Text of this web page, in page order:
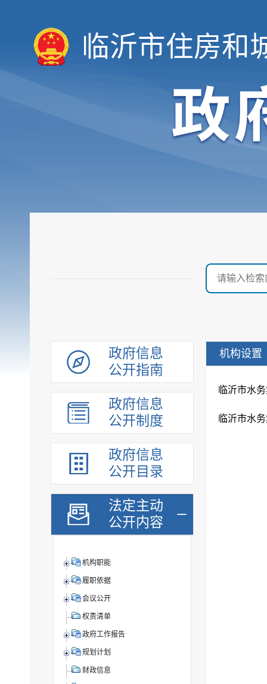
临沂市住房和
政府信息
公开指南
政府信息
公开制度
政府信息
公开目录
法定主动
公开内容
机构职能
履职依据
会议公开
权责清单
政府工作报告
规划计划
财政信息
机构设置
临沂市水
临沂市水